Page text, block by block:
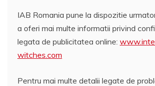
IAB Romania pune la dispozitie
a oferi mai multe informatii privind
legata de publicitatea online:
witches.com
Pentru mai multe detalii legate de